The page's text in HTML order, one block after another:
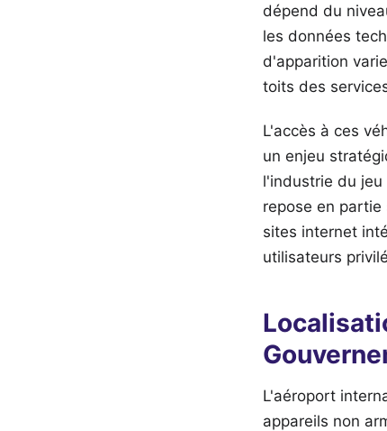
dépend du
les données
d'apparition
toits des
L'accès à ces
un enjeu
l'industrie du
repose en
sites internet
utilisateurs
L'aéroport
appareils non